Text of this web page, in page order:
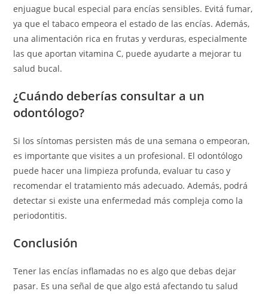
enjuague bucal especial para encías sensibles. Evitá fumar,
ya que el tabaco empeora el estado de las encías. Además,
una alimentación rica en frutas y verduras, especialmente
las que aportan vitamina C, puede ayudarte a mejorar tu
salud bucal.
¿Cuándo deberías consultar a un
odontólogo?
Si los síntomas persisten más de una semana o empeoran,
es importante que visites a un profesional. El odontólogo
puede hacer una limpieza profunda, evaluar tu caso y
recomendar el tratamiento más adecuado. Además, podrá
detectar si existe una enfermedad más compleja como la
periodontitis.
Conclusión
Tener las encías inflamadas no es algo que debas dejar
pasar. Es una señal de que algo está afectando tu salud